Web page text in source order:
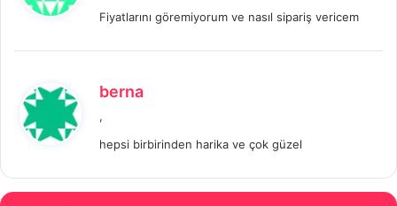
i
Fiyatlarını göremiyorum ve nasıl sipariş vericem
berna
i
i
,
hepsi birbirinden harika ve çok güzel